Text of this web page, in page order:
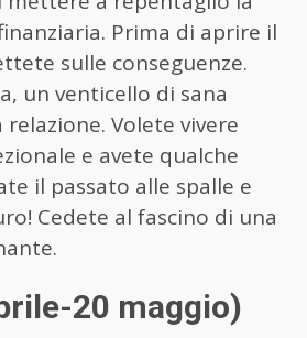
Prima di aprire il
sulle conseguenze.
un venticello di sana
Volete vivere
e avete qualche
il passato alle spalle e
Cedete al fascino di una
20 maggio)